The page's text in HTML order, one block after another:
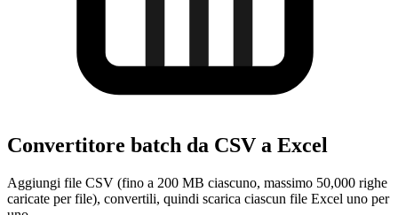
Convertitore batch da CSV a Excel
Aggiungi file CSV (fino a 200 MB ciascuno, massimo 50,000 righe
caricate per file), convertili, quindi scarica ciascun file Excel uno per